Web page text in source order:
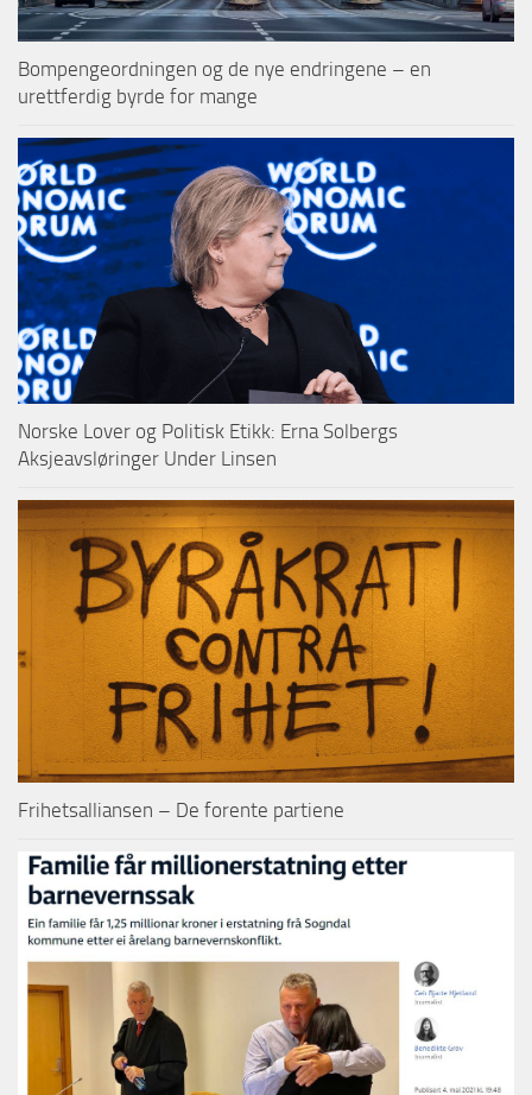
Bompengeordningen og de nye endringene – en
urettferdig byrde for mange
Norske Lover og Politisk Etikk: Erna Solbergs
Aksjeavsløringer Under Linsen
Frihetsalliansen – De forente partiene